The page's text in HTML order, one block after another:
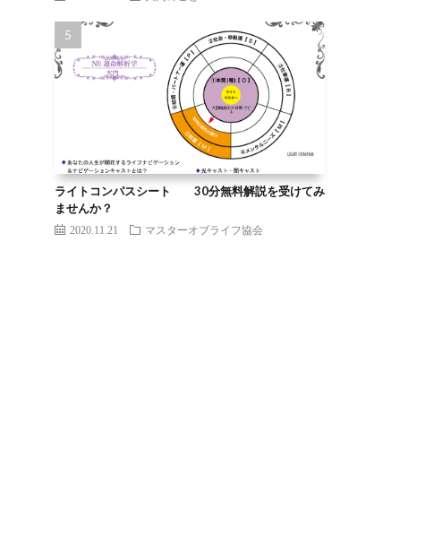
ライトコンパスシート 30分無料解説を受けてみ
ませんか？
2020.11.21 マスターオブライフ協会